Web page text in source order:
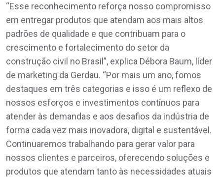
“Esse reconhecimento reforça nosso compromisso
em entregar produtos que atendam aos mais altos
padrões de qualidade e que contribuam para o
crescimento e fortalecimento do setor da
construção civil no Brasil”, explica Débora Baum, líder
de marketing da Gerdau. “Por mais um ano, fomos
destaques em três categorias e isso é um reflexo de
nossos esforços e investimentos contínuos para
atender às demandas e aos desafios da indústria de
forma cada vez mais inovadora, digital e sustentável.
Continuaremos trabalhando para gerar valor para
nossos clientes e parceiros, oferecendo soluções e
produtos que atendam tanto às necessidades atuais